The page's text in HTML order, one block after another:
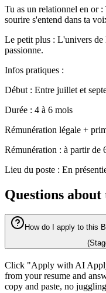
Tu as un relationnel en or
sourire s'entend dans ta
Le petit plus : L'univers de
passionne.
Infos pratiques :
Début : Entre juillet et
Durée : 4 à 6 mois
Rémunération légale +
Rémunération : à partir de
Lieu du poste : En
Questions
How do I apply to this
Click "Apply with AI
from your resume and
copy and paste, no